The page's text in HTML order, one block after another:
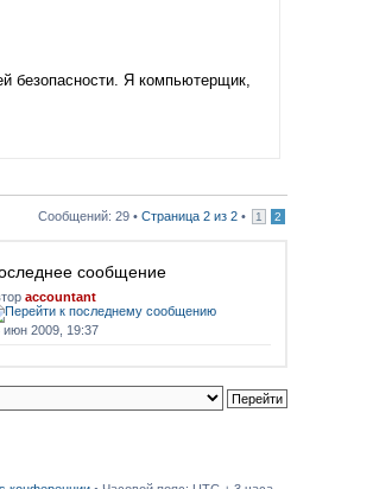
безопасности. Я компьютерщик,
Сообщений: 29 • Страница 2 из 2 • 1 2
сообщение
accountant
июн 2009, 19:37